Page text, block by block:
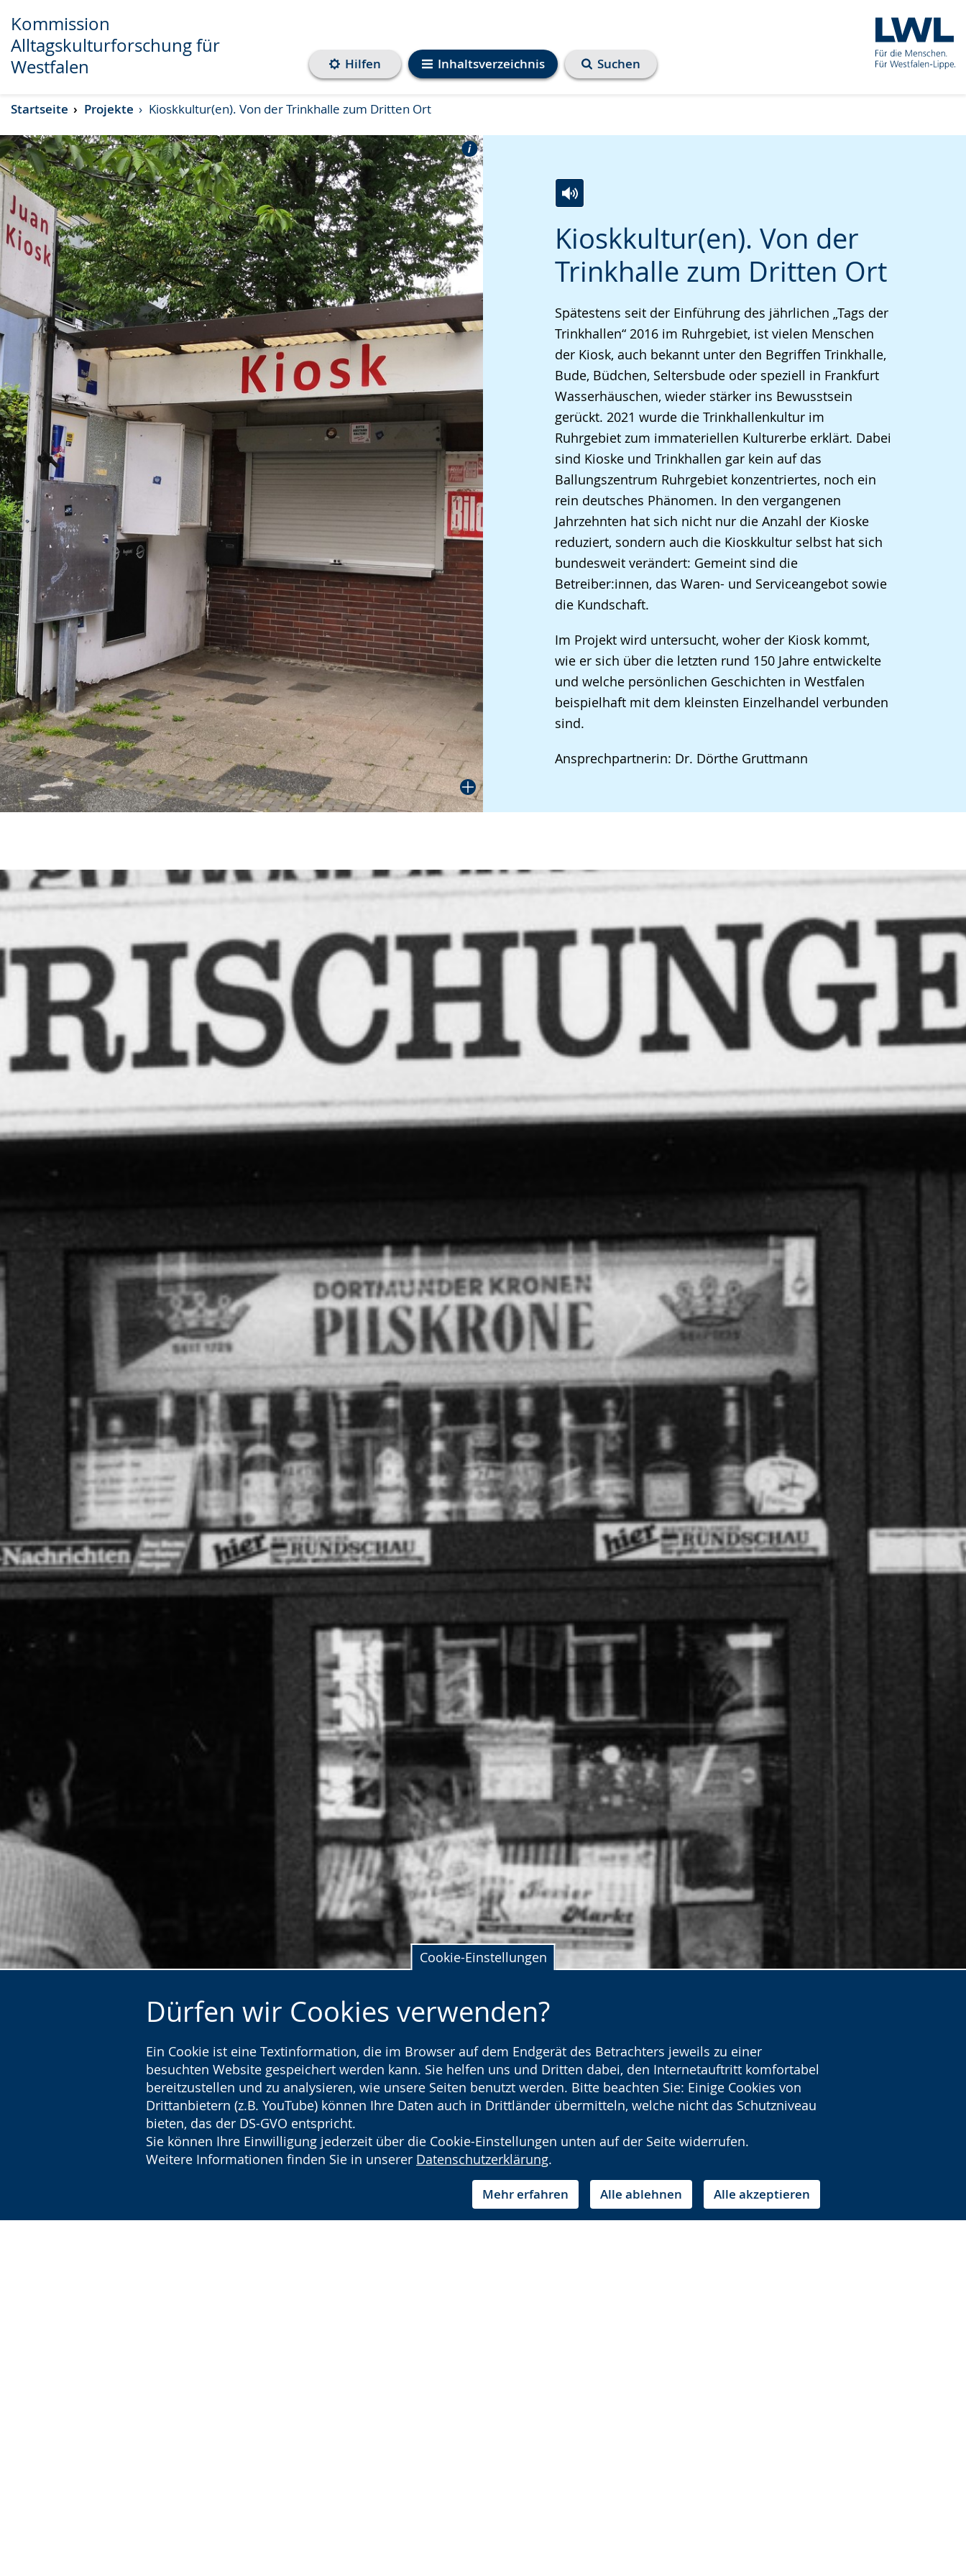
Transkript anzeigen
Abspielen
Pausieren
Kommission
Alltagskulturforschung für
Westfalen
Inhaltsverzeichnis
Hilfen Suchen
Cookie-Einstellungen
Dürfen wir Cookies verwenden?
Ein Cookie ist eine Textinformation, die im Browser auf dem Endgerät des Betrachters jeweils zu einer
besuchten Website gespeichert werden kann. Sie helfen uns und Dritten dabei, den Internetauftritt komfortabel
bereitzustellen und zu analysieren, wie unsere Seiten benutzt werden. Bitte beachten Sie: Einige Cookies von
Drittanbietern (z.B. YouTube) können Ihre Daten auch in Drittländer übermitteln, welche nicht das Schutzniveau
bieten, das der DS-GVO entspricht.
Sie können Ihre Einwilligung jederzeit über die Cookie-Einstellungen unten auf der Seite widerrufen.
Weitere Informationen finden Sie in unserer Datenschutzerklärung.
Alle akzeptieren
Alle ablehnen
Mehr erfahren
Startseite Projekte Kioskkultur(en). Von der Trinkhalle zum Dritten Ort
Kioskkultur(en). Von der
Trinkhalle zum Dritten Ort
Spätestens seit der Einführung des jährlichen „Tags der
Trinkhallen“ 2016 im Ruhrgebiet, ist vielen Menschen
der Kiosk, auch bekannt unter den Begriffen Trinkhalle,
Bude, Büdchen, Seltersbude oder speziell in Frankfurt
Wasserhäuschen, wieder stärker ins Bewusstsein
gerückt. 2021 wurde die Trinkhallenkultur im
Ruhrgebiet zum immateriellen Kulturerbe erklärt. Dabei
sind Kioske und Trinkhallen gar kein auf das
Ballungszentrum Ruhrgebiet konzentriertes, noch ein
rein deutsches Phänomen. In den vergangenen
Jahrzehnten hat sich nicht nur die Anzahl der Kioske
reduziert, sondern auch die Kioskkultur selbst hat sich
bundesweit verändert: Gemeint sind die
Betreiber:innen, das Waren- und Serviceangebot sowie
die Kundschaft.
Im Projekt wird untersucht, woher der Kiosk kommt,
wie er sich über die letzten rund 150 Jahre entwickelte
und welche persönlichen Geschichten in Westfalen
beispielhaft mit dem kleinsten Einzelhandel verbunden
sind.
Ansprechpartnerin: Dr. Dörthe Gruttmann
Leichten
Sprache
wechseln.
Audio-
Unterstützung.
Video
in
Deutscher
wird
angezeigt.